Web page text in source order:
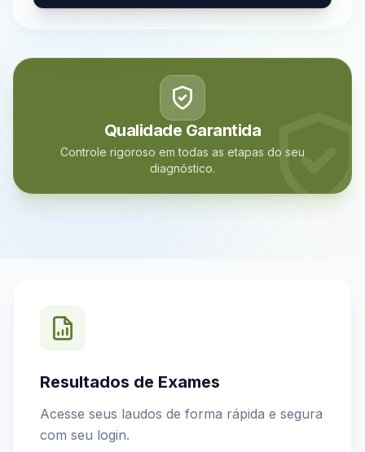
Qualidade Garantida
Controle rigoroso em todas as etapas do seu
diagnóstico.
Resultados de Exames
Acesse seus laudos de forma rápida e segura
com seu login.